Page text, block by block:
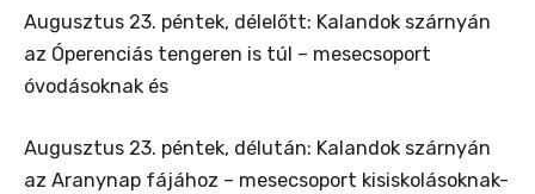
Augusztus 23. péntek, délelőtt: Kalandok szárnyán
az Óperenciás tengeren is túl – mesecsoport
óvodásoknak és
Augusztus 23. péntek, délután: Kalandok szárnyán
az Aranynap fájához – mesecsoport kisiskolásoknak-